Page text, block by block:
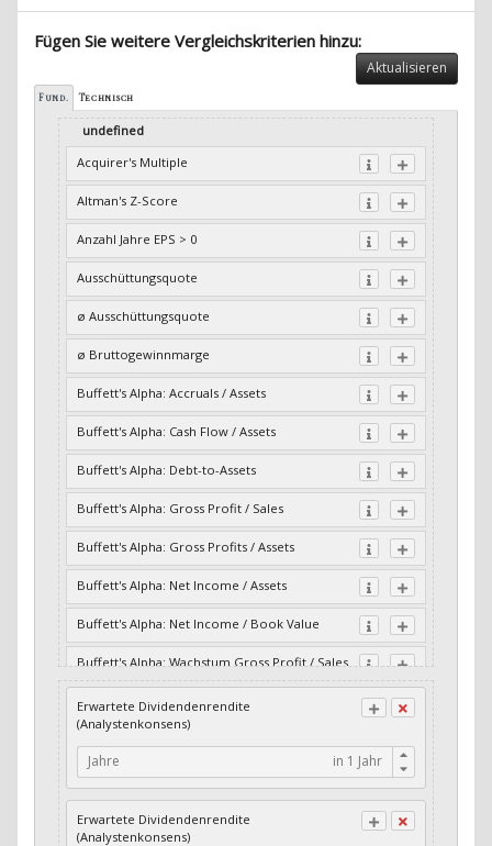
Fügen Sie weitere Vergleichskriterien hinzu:
Aktualisieren
Fund. Technisch
undefined
Acquirer's Multiple
Altman's Z-Score
Anzahl Jahre EPS > 0
Ausschüttungsquote
ø Ausschüttungsquote
ø Bruttogewinnmarge
Buffett's Alpha: Accruals / Assets
Buffett's Alpha: Cash Flow / Assets
Buffett's Alpha: Debt-to-Assets
Buffett's Alpha: Gross Profit / Sales
Buffett's Alpha: Gross Profits / Assets
Buffett's Alpha: Net Income / Assets
Buffett's Alpha: Net Income / Book Value
Buffett's Alpha: Wachstum Gross Profit / Sales
Buffett's Alpha: Wachstum Residual Cash Flow
/ Assets
Buffett's Alpha: Wachstum Residual Gross
Profits / Assets
Income / Assets
Erwartete Dividendenrendite
(Analystenkonsens)
Jahre
Erwartete Dividendenrendite
(Analystenkonsens)